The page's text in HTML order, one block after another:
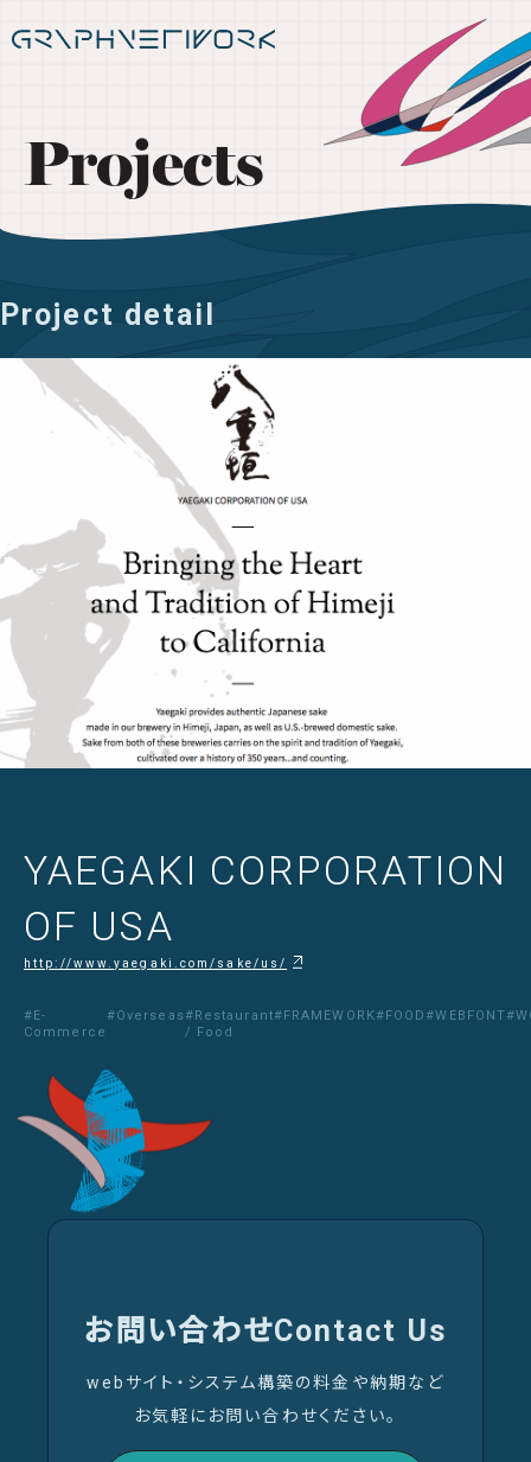
Projects
Project detail
YAEGAKI CORPORATION
OF USA
http://www.yaegaki.com/sake/us/
#E-
Commerce
#Overseas#Restaurant
/ Food
#FRAMEWORK#FOOD #WEBFONT
お問い合わせContact Us
webサイト・システム構築の料金や納期など
お気軽にお問い合わせください。